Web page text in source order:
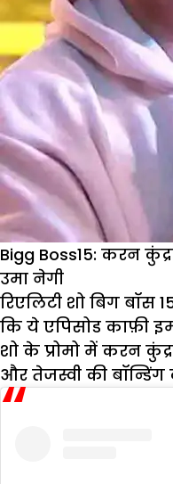
Bigg Boss15: करन
उमा नेगी
रिएलिटी शो बिग
कि ये एपिसोड काफ़ी
शो के प्रोमो में करन
और तेजस्वी की